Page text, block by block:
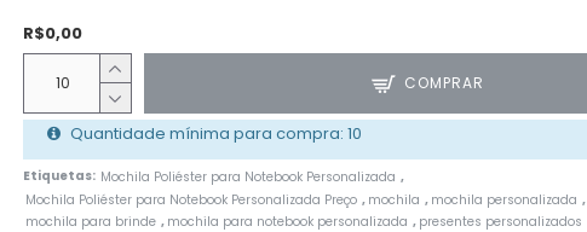
R$0,00
COMPRAR
Quantidade mínima para compra: 10
Etiquetas: Mochila Poliéster para Notebook Personalizada ,
Mochila Poliéster para Notebook Personalizada Preço , mochila , mochila personalizada ,
mochila para brinde , mochila para notebook personalizada , presentes personalizados